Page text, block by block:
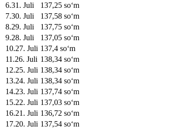
6.31. Juli 137,25 soʻm
7.30. Juli 137,58 soʻm
8.29. Juli 137,75 soʻm
9.28. Juli 137,05 soʻm
10.27. Juli 137,4 soʻm
11 .26. Juli 138,34 soʻm
12.25. Juli 138,34 soʻm
13.24. Juli 138,34 soʻm
14.23. Juli 137,74 soʻm
15.22. Juli 137,03 soʻm
16.21. Juli 136,72 soʻm
17.20. Juli 137,54 soʻm